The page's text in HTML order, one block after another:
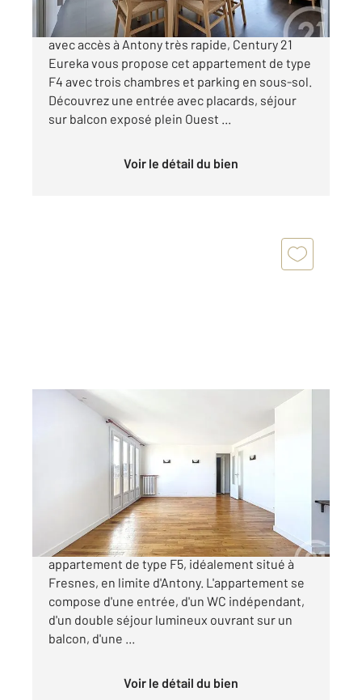
COEUR DE VILLE, hypercentre de Fresnes
avec accès à Antony très rapide, Century 21
Eureka vous propose cet appartement de type
F4 avec trois chambres et parking en sous-sol.
Découvrez une entrée avec placards, séjour
sur balcon exposé plein Ouest ...
Voir le détail du bien
FRESNES 94
, 5 pièces
Appartement F5 à vendre
249 900 €
CENTURY 21 Eureka vous propose cet
appartement de type F5, idéalement situé à
Fresnes, en limite d'Antony. L'appartement se
compose d'une entrée, d'un WC indépendant,
d'un double séjour lumineux ouvrant sur un
balcon, d'une ...
Voir le détail du bien